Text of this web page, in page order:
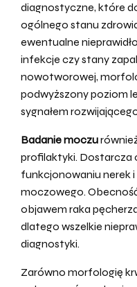
diagnostyczne, które
ogólnego stanu
ewentualne
infekcje czy stany
nowotworowej,
podwyższony poziom
sygnałem
Badanie moczu
profilaktyki. Dostarcza
funkcjonowaniu nerek i
moczowego.
objawem raka
dlatego wszelkie
diagnostyki.
Zarówno morfologię